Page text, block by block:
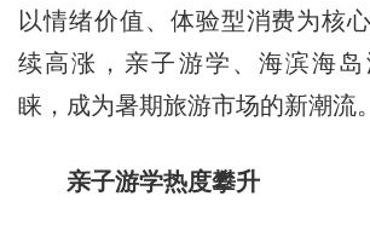
以情绪价值、体验型消费为核
续高涨，亲子游学、海滨海
睐，成为暑期旅游市场的新潮流。
亲子游学热度攀升